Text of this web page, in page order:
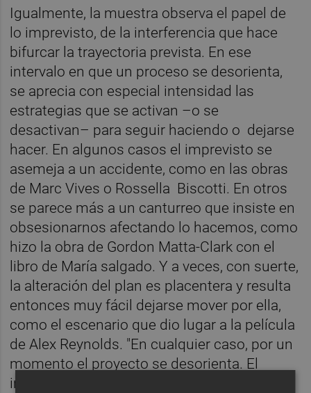
Igualmente, la muestra observa el papel de
lo imprevisto, de la interferencia que hace
bifurcar la trayectoria prevista. En ese
intervalo en que un proceso se desorienta,
se aprecia con especial intensidad las
estrategias que se activan –o se
desactivan– para seguir haciendo o dejarse
hacer. En algunos casos el imprevisto se
asemeja a un accidente, como en las obras
de Marc Vives o Rossella Biscotti. En otros
se parece más a un canturreo que insiste en
obsesionarnos afectando lo hacemos, como
hizo la obra de Gordon Matta-Clark con el
libro de María salgado. Y a veces, con suerte,
la alteración del plan es placentera y resulta
entonces muy fácil dejarse mover por ella,
como el escenario que dio lugar a la película
de Alex Reynolds. "En cualquier caso, por un
momento el proyecto se desorienta. El
imprevisto subraya un pliegue –un estar a